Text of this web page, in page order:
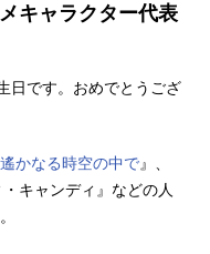
キャラクター代表
日です。おめでとうござ
遙かなる時空の中で』、
キャンディ』などの人